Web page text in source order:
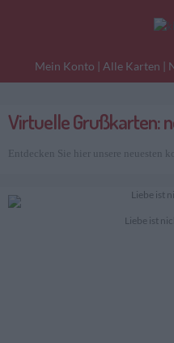
Mein Konto | Alle Karten |
Virtuelle Grußkarten:
Entdecken Sie hier unsere neuesten
Liebe ist